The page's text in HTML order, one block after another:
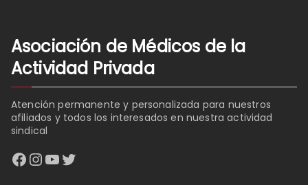
Asociación de Médicos de la
Actividad Privada
Atención permanente y personalizada para nuestros
afiliados y todos los interesados en nuestra actividad
sindical
Facebook
Instagram
YouTube
Twitter